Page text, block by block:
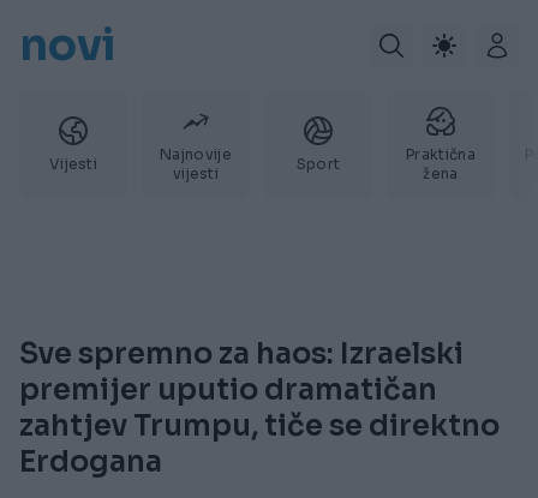
novi
Vijesti
Najnovije
vijesti
Sport
Praktična
žena
Sve spremno za haos: Izraelski
premijer uputio dramatičan
zahtjev Trumpu, tiče se direktno
Erdogana